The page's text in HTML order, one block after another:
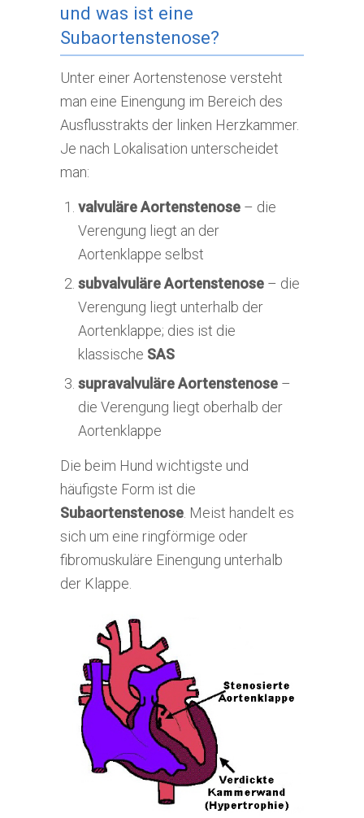
und was ist eine
Subaortenstenose?
Unter einer Aortenstenose versteht
man eine Einengung im Bereich des
Ausflusstrakts der linken Herzkammer.
Je nach Lokalisation unterscheidet
man:
valvuläre Aortenstenose – die
Verengung liegt an der
Aortenklappe selbst
subvalvuläre Aortenstenose – die
Verengung liegt unterhalb der
Aortenklappe; dies ist die
klassische SAS
supravalvuläre Aortenstenose –
die Verengung liegt oberhalb der
Aortenklappe
Die beim Hund wichtigste und
häufigste Form ist die
Subaortenstenose . Meist handelt es
sich um eine ringförmige oder
fibromuskuläre Einengung unterhalb
der Klappe.